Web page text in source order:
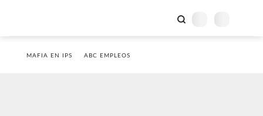
MAFIA EN IPS ABC EMPLEOS